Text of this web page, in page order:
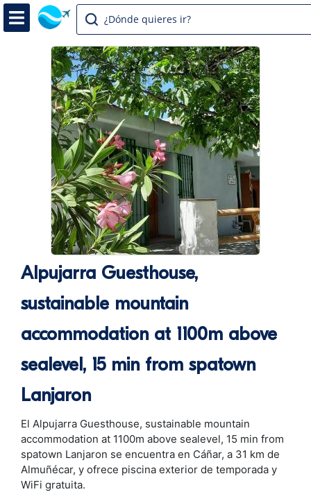
¿Dónde quieres ir?
Alpujarra Guesthouse,
sustainable mountain
accommodation at 1100m above
sealevel, 15 min from spatown
Lanjaron
El Alpujarra Guesthouse, sustainable mountain
accommodation at 1100m above sealevel, 15 min from
spatown Lanjaron se encuentra en Cáñar, a 31 km de
Almuñécar, y ofrece piscina exterior de temporada y
WiFi gratuita.